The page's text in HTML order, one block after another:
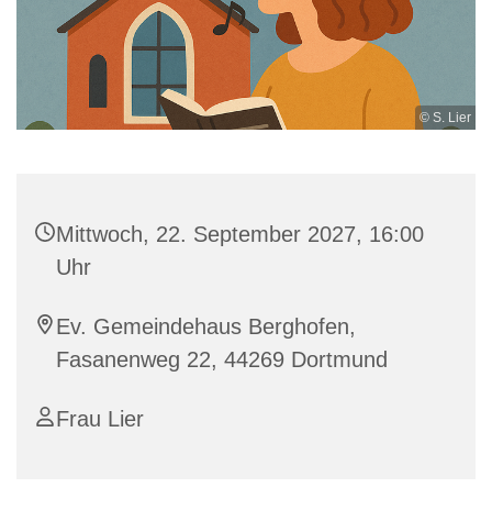
© S. Lier
Mittwoch, 22. September 2027, 16:00
Uhr
Ev. Gemeindehaus Berghofen,
Fasanenweg 22, 44269 Dortmund
Frau Lier